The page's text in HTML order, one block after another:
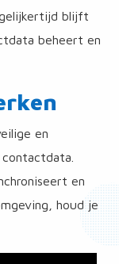
blijft
beheert en
en
en
houd je